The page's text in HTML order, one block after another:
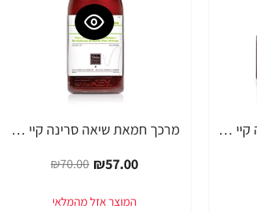
מסכת חמאת שיאה סרינה קיי שיער דק, יבש, דליל וחלש Volume Lift - מבית Saryna Key
-19%
מרכך חמאת שיאה סרינה קיי שיער דק, יבש, דליל וחלש Volume Lift - מבית Saryna Key
₪57.00
₪70.00